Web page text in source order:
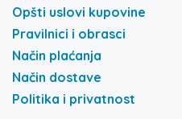
Opšti uslovi kupovine
Pravilnici i obrasci
Način plaćanja
Način dostave
Politika i privatnost